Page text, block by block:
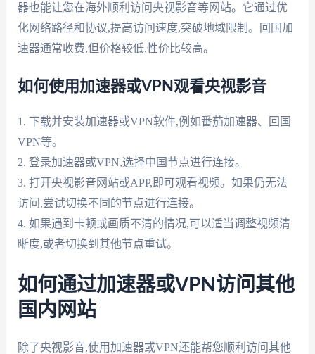
器也能让您在海外顺利访问央视影音等网站。它通过优
化网络路径和协议,提高访问速度,突破地域限制。回国加
速器通常收费,但价格较低,性价比较高。
如何使用加速器或VPN观看央视影音
1. 下载并安装加速器或VPN软件,例如番茄加速器、回国
VPN等。
2. 登录加速器或VPN,选择中国节点进行连接。
3. 打开央视影音网站或APP,即可观看视频。如果仍无法
访问,尝试切换不同的节点进行连接。
4. 如果遇到卡顿或画质不清的情况,可以适当调整视频清
晰度,或者切换到其他节点重试。
如何通过加速器或VPN访问其他
国内网站
除了央视影音,使用加速器或VPN还能帮您顺利访问其他